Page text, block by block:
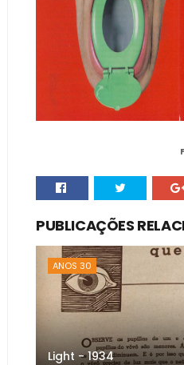
PUBLICAÇÕES
ANOS 30
Light - 1934